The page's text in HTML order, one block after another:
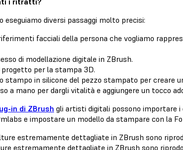
diversi passaggi molto precisi:
facciali della persona che vogliamo
di modellazione digitale in ZBrush.
progetto per la stampa 3D.
stampo in silicone del pezzo stampato per creare
a mano per dargli vitalità e aggiungere un tocco
in di ZBrush gli artisti digitali possono importare
e impostare un modello da stampare con la
estremamente dettagliate in ZBrush sono